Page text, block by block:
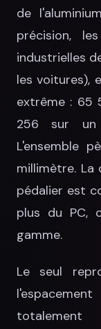
de
précision,
industrielles
les voitures),
extrême : 65
256 sur un
L'ensemble
millimètre. La
pédalier est
plus du PC,
gamme.
Le seul
totalement